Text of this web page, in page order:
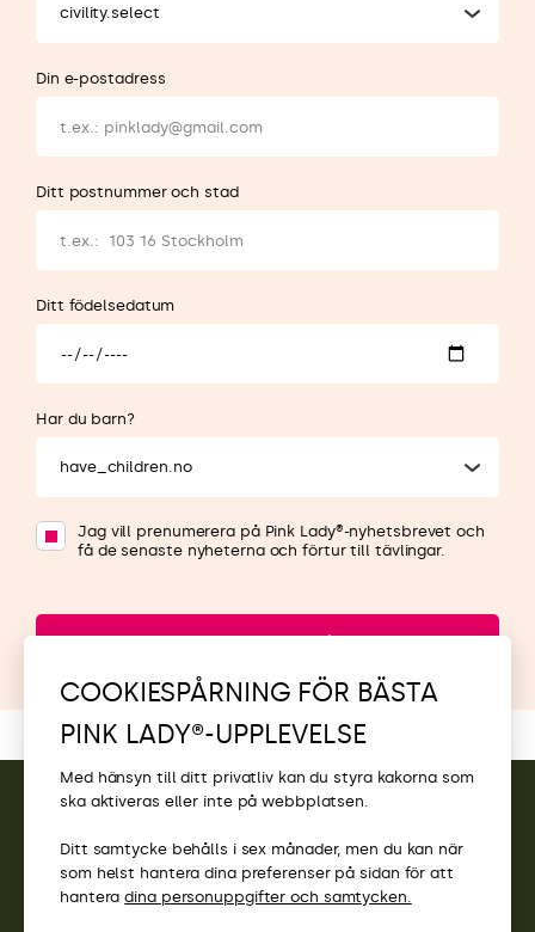
Din e-postadress
Jag vill prenumerera på Pink Lady®-nyhetsbrevet och
få de senaste nyheterna och förtur till tävlingar.
civility.select
Ditt postnummer och stad
Ditt födelsedatum
Har du barn?
have_children.no
ÅTKOMST
COOKIESPÅRNING FÖR BÄSTA
PINK LADY®-UPPLEVELSE
Med hänsyn till ditt privatliv kan du styra kakorna som
ska aktiveras eller inte på webbplatsen.
Ditt samtycke behålls i sex månader, men du kan när
som helst hantera dina preferenser på sidan för att
hanteradina personuppgifter och samtycken.